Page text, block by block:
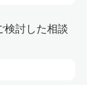
検討した相談